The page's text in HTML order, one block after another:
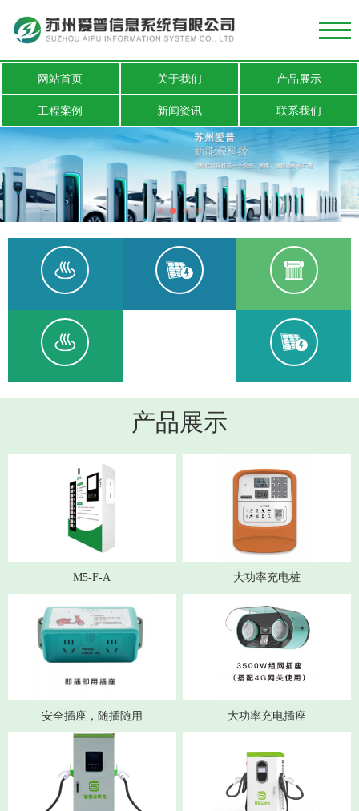
网站首页 关于我们 产品展示
工程案例 新闻资讯 联系我们
产品展示
M5-F-A 大功率充电桩
安全插座，随插随用 大功率充电插座